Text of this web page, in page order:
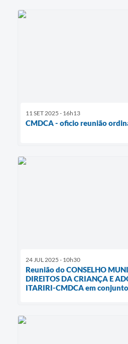
11 SET 2025 - 16h13
CMDCA - oficio reunião
24 JUL 2025 - 10h30
Reunião do CONSELHO
DIREITOS DA CRIANÇA E
ITARIRI-CMDCA em